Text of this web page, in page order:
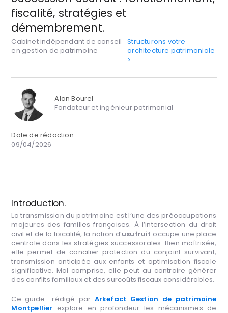
fiscalité, stratégies et
démembrement.
Cabinet indépendant de conseil
en gestion de patrimoine
Structurons votre
architecture patrimoniale
>
Alan Bourel
Fondateur et ingénieur patrimonial
Date de rédaction
09/04/2026
Introduction.
La transmission du patrimoine est l’une des préoccupations
majeures des familles françaises. À l’intersection du droit
civil et de la fiscalité, la notion d’usufruit occupe une place
centrale dans les stratégies successorales. Bien maîtrisée,
elle permet de concilier protection du conjoint survivant,
transmission anticipée aux enfants et optimisation fiscale
significative. Mal comprise, elle peut au contraire générer
des conflits familiaux et des surcoûts fiscaux considérables.
Ce guide rédigé par Arkefact Gestion de patrimoine
Montpellier explore en profondeur les mécanismes de